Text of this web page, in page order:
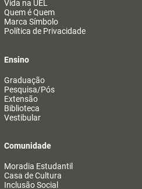
Vida na UEL
Quem é Quem
Marca Símbolo
Política de Privacidade
Ensino
Graduação
Pesquisa/Pós
Extensão
Biblioteca
Vestibular
Comunidade
Moradia Estudantil
Casa de Cultura
Inclusão Social